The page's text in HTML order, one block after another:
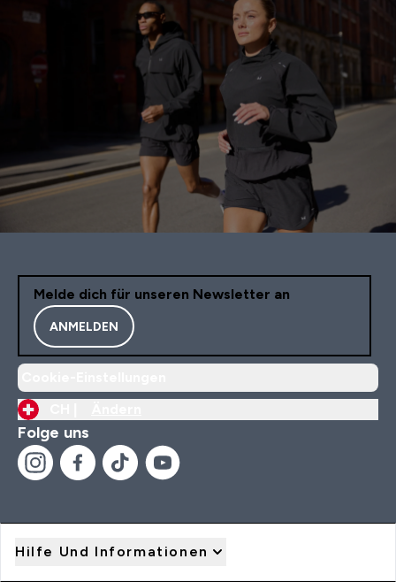
Melde dich für unseren Newsletter an
ANMELDEN
Folge uns
Hilfe Und Informationen